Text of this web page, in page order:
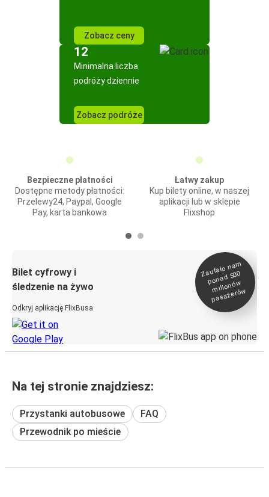
Zobacz ceny
12
Minimalna liczba
podróży dziennie
Zobacz podróże
Bezpieczne płatności
Dostępne metody płatności:
Przelewy24, Paypal, Google
Pay, karta bankowa
Łatwy zakup
Kup bilety online, w naszej
aplikacji lub w sklepie
Flixshop
Bilet cyfrowy i
śledzenie na żywo
Odkryj aplikację FlixBusa
Zaufało na
m
ponad 500
milionó
w
pasażeró
w
Na tej stronie znajdziesz:
Przystanki autobusowe
FAQ
Przewodnik po mieście